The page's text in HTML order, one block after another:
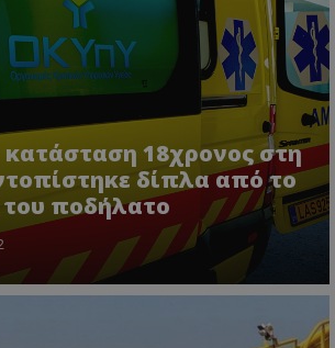
κατάσταση 18χρονος στη
δίπλα από το
του ποδήλατο